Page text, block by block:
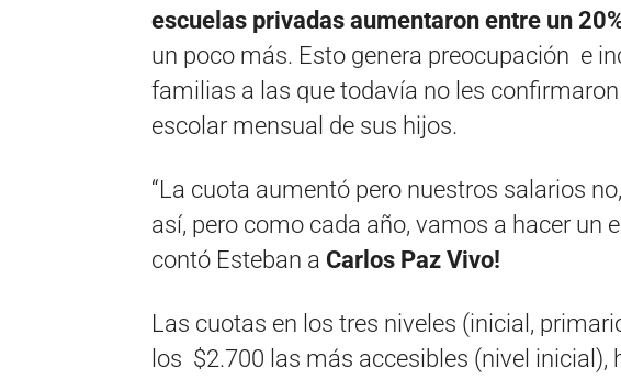
escuelas privadas aumentaron entre un
un poco más. Esto genera preocupación e
familias a las que todavía no les
escolar mensual de sus hijos.
“La cuota aumentó pero nuestros salarios
así, pero como cada año, vamos a hacer un
contó Esteban a Carlos Paz Vivo!
Las cuotas en los tres niveles (inicial,
los $2.700 las más accesibles (nivel inicial),